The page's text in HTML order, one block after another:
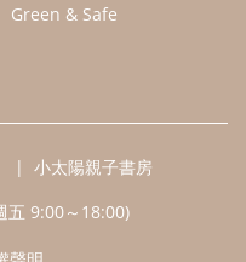
Green & Safe
小太陽親子書房
五 9:00～18:00)